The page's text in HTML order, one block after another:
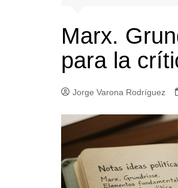
Disruptor
Espacio Ciudadano
Guerra de Encuestas
Línea Dura
Sin rodeos
Valor Público
Marx.
para la
Jorge Varona Rodríguez